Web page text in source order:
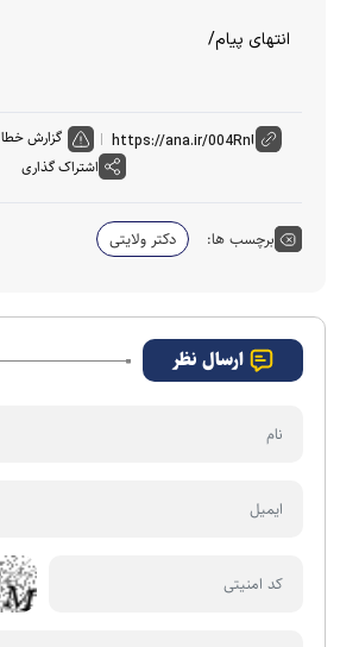
انتهای پیام/
گزارش خطا
اشتراک گذاری
برچسب ها: دکتر ولایتی
ارسال نظر